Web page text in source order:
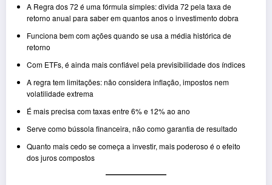
A Regra dos 72 é uma fórmula simples: divida 72 pela taxa de
retorno anual para saber em quantos anos o investimento dobra
Funciona bem com ações quando se usa a média histórica de
retorno
Com ETFs, é ainda mais confiável pela previsibilidade dos índices
A regra tem limitações: não considera inflação, impostos nem
volatilidade extrema
É mais precisa com taxas entre 6% e 12% ao ano
Serve como bússola financeira, não como garantia de resultado
Quanto mais cedo se começa a investir, mais poderoso é o efeito
dos juros compostos